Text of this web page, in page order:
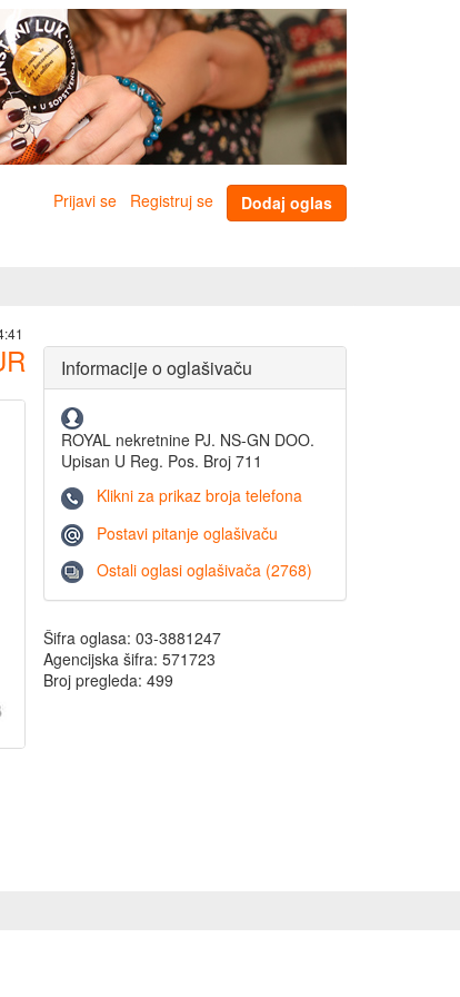
Prijavi se Registruj se Dodaj oglas
Informacije o oglašivaču
ROYAL nekretnine PJ. NS-GN DOO.
Upisan U Reg. Pos. Broj 711
Klikni za prikaz broja telefona
Postavi pitanje oglašivaču
Ostali oglasi oglašivača (2768)
Šifra oglasa: 03-3881247
Agencijska šifra: 571723
Broj pregleda: 499